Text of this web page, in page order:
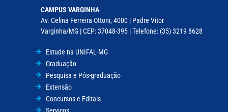
CAMPUS VARGINHA
Av. Celina Ferreira Ottoni, 4000 | Padre Vitor
Varginha/MG | CEP: 37048-395 | Telefone: (35) 3219 8628
Estude na UNIFAL-MG
Graduação
Pesquisa e Pós-graduação
Extensão
Concursos e Editais